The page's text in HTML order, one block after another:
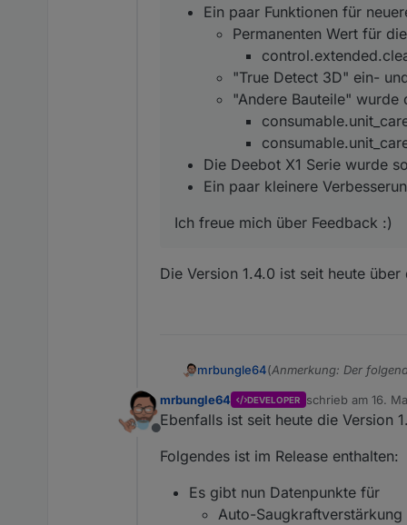
Ein paar Funktionen für
Permanenten Wert für
"True Detect 3D" ein-
"Andere Bauteile" wurde
Die Deebot X1 Serie wurde
Ein paar kleinere
Ich freue mich über Feedback :)
Die Version 1.4.0 ist seit heute
mrbungle64(Anmerkung: Der
Hallo zusammen,
ich möchte hier über
und natürlich auch
umsetzen könnt, was
berücksichtigen ;) ).
Offline
mrbungle64 DEVELOPER schrieb am 16.
zuletzt editiert
Ebenfalls ist seit heute die Version
Folgendes ist im Release enthalten:
Es gibt nun Datenpunkte für
Auto-